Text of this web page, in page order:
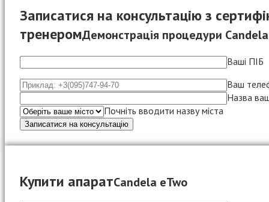
Записатися на консультацію з
тренеромДемонстрація процедури
Ваші ПІБ
Ваш
Назва
Почніть вводити назву міста
Купити апаратCandela eTwo